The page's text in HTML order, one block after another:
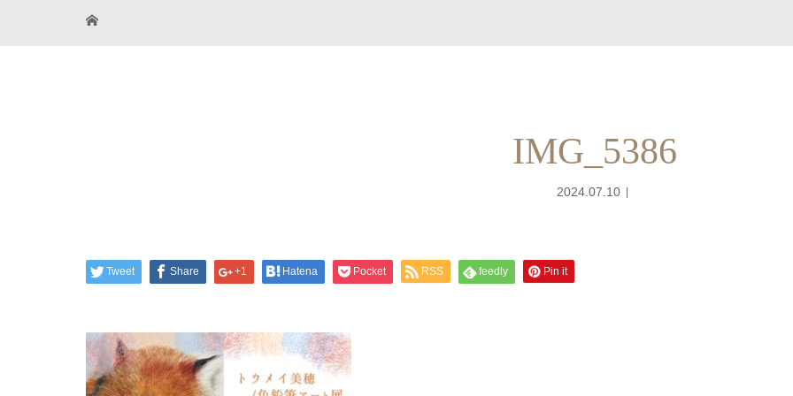
IMG_5386
2024.07.10
Tweet Share +1 Hatena Pocket RSS feedly Pin it